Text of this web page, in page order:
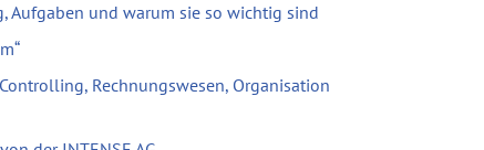
Aufgaben und warum sie so wichtig sind
Rechnungswesen, Organisation